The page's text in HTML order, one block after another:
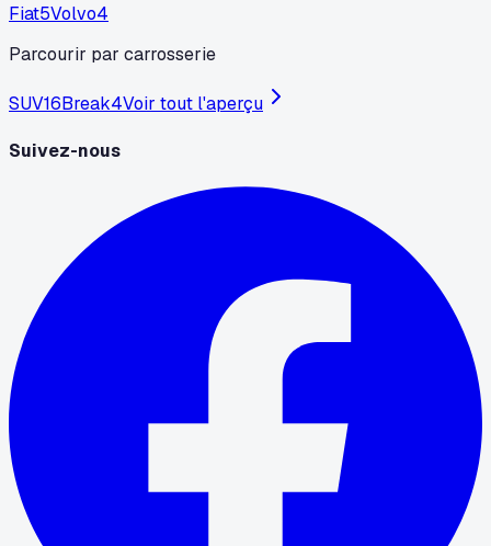
Fiat5Volvo4
Parcourir par carrosserie
SUV16Break4Voir tout l'aperçu
Suivez-nous